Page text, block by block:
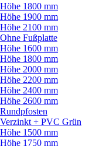
Höhe 1800 mm
Höhe 1900 mm
Höhe 2100 mm
Ohne Fußplatte
Höhe 1600 mm
Höhe 1800 mm
Höhe 2000 mm
Höhe 2200 mm
Höhe 2400 mm
Höhe 2600 mm
Rundpfosten
Verzinkt + PVC Grün
Höhe 1500 mm
Höhe 1750 mm